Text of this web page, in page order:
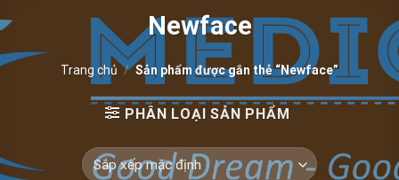
Newface
Trang chủ / Sản phẩm được gắn thẻ “Newface”
PHÂN LOẠI SẢN PHẨM